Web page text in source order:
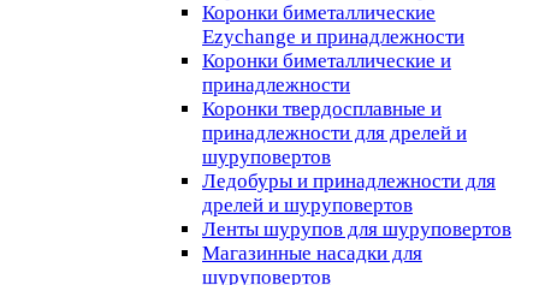
Коронки биметаллические
Ezychange и принадлежности
Коронки биметаллические и
принадлежности
Коронки твердосплавные и
принадлежности для дрелей и
шуруповертов
Ледобуры и принадлежности для
дрелей и шуруповертов
Ленты шурупов для шуруповертов
Магазинные насадки для
шуруповертов